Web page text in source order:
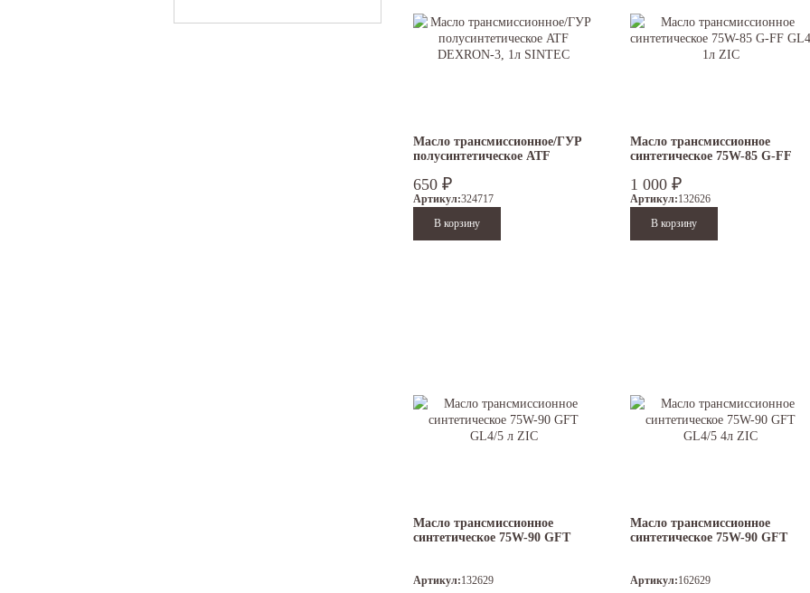
Масло трансмиссионное/ГУР
полусинтетическое ATF
650 ₽
Артикул:324717
Масло трансмиссионное
синтетическое 75W-85 G-FF
1 000 ₽
Артикул:132626
Масло трансмиссионное
синтетическое 75W-90 GFT
Артикул:132629
Масло трансмиссионное
синтетическое 75W-90 GFT
Артикул:162629